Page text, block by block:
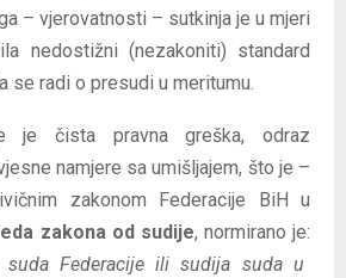
– vjerovatnosti – sutkinja je u mjeri
nedostižni (nezakoniti) standard
se radi o presudi u meritumu.
je čista pravna greška, odraz
namjere sa umišljajem, što je –
zakonom Federacije BiH u
zakona od sudije, normirano je:
suda Federacije ili sudija suda u